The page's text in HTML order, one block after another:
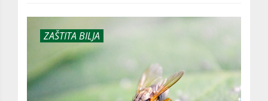
ZAŠTITA BILJA